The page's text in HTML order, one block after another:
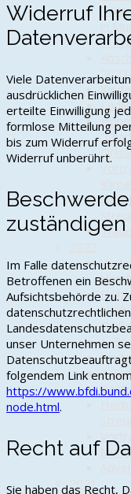
in
1.
1.
4.
2021
Widerruf
Viele
ausdrücklichen
erteilte Einwilligung
formlose Mitteilung
bis zum Widerruf
Widerruf unberührt.
Im Falle
Betroffenen ein
Aufsichtsbehörde zu.
unser Unternehmen
folgendem Link
https://
node.html.
Recht auf
Sie haben das Recht,